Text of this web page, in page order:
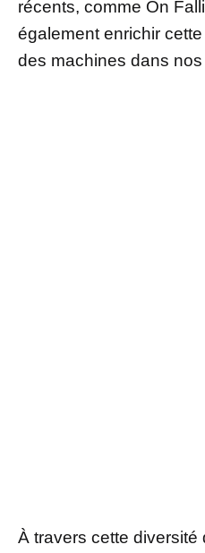
récents, comme On
également enrichir
des machines dans nos
À travers cette diversité